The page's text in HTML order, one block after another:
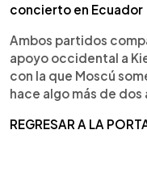
concierto en Ecuador
Ambos partidos
apoyo occidental a
con la que Moscú
hace algo más de dos
REGRESAR A LA